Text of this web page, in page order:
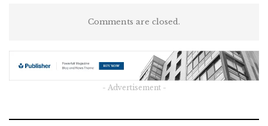
Comments are closed.
- Advertisement -